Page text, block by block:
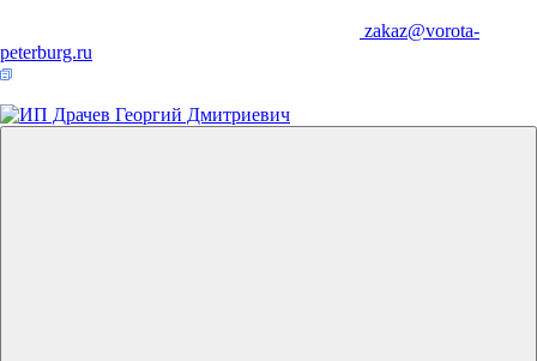
zakaz@vorota-
peterburg.ru